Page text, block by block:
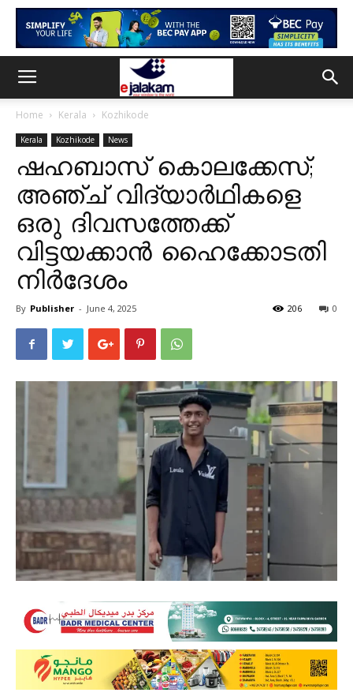
Home Kerala Kozhikode
Kerala Kozhikode News
ഷഹബാസ് കൊലക്കേസ്;
അഞ്ച് വിദ്യാർഥികളെ
ഒരു ദിവസത്തേക്ക്
വിട്ടയക്കാൻ ഹൈക്കോടതി
നിർദേശം
By Publisher - June 4, 2025 0
206